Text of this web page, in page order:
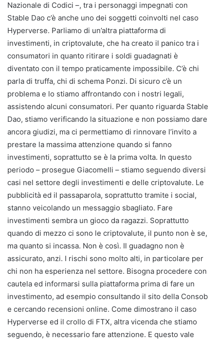
Nazionale di Codici –, tra i personaggi impegnati con
Stable Dao c’è anche uno dei soggetti coinvolti nel caso
Hyperverse. Parliamo di un’altra piattaforma di
investimenti, in criptovalute, che ha creato il panico tra i
consumatori in quanto ritirare i soldi guadagnati è
diventato con il tempo praticamente impossibile. C’è chi
parla di truffa, chi di schema Ponzi. Di sicuro c’è un
problema e lo stiamo affrontando con i nostri legali,
assistendo alcuni consumatori. Per quanto riguarda Stable
Dao, stiamo verificando la situazione e non possiamo dare
ancora giudizi, ma ci permettiamo di rinnovare l’invito a
prestare la massima attenzione quando si fanno
investimenti, soprattutto se è la prima volta. In questo
periodo – prosegue Giacomelli – stiamo seguendo diversi
casi nel settore degli investimenti e delle criptovalute. Le
pubblicità ed il passaparola, soprattutto tramite i social,
stanno veicolando un messaggio sbagliato. Fare
investimenti sembra un gioco da ragazzi. Soprattutto
quando di mezzo ci sono le criptovalute, il punto non è se,
ma quanto si incassa. Non è così. Il guadagno non è
assicurato, anzi. I rischi sono molto alti, in particolare per
chi non ha esperienza nel settore. Bisogna procedere con
cautela ed informarsi sulla piattaforma prima di fare un
investimento, ad esempio consultando il sito della Consob
e cercando recensioni online. Come dimostrano il caso
Hyperverse ed il crollo di FTX, altra vicenda che stiamo
seguendo, è necessario fare attenzione. E questo vale